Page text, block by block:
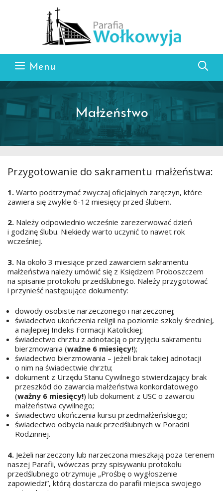
Menu
Małżeństwo
Przygotowanie do sakramentu małżeństwa:
1. Warto podtrzymać zwyczaj oficjalnych zaręczyn, które
zawiera się zwykle 6-12 miesięcy przed ślubem.
2. Należy odpowiednio wcześnie zarezerwować dzień
i godzinę ślubu. Niekiedy warto uczynić to nawet rok
wcześniej.
3. Na około 3 miesiące przed zawarciem sakramentu
małżeństwa należy umówić się z Księdzem Proboszczem
na spisanie protokołu przedślubnego. Należy przygotować
i przynieść następujące dokumenty:
dowody osobiste narzeczonego i narzeczonej;
świadectwo ukończenia religii na poziomie szkoły średniej,
a najlepiej Indeks Formacji Katolickiej;
świadectwo chrztu z adnotacją o przyjęciu sakramentu
bierzmowania (ważne 6 miesięcy!);
świadectwo bierzmowania – jeżeli brak takiej adnotacji
o nim na świadectwie chrztu;
dokument z Urzędu Stanu Cywilnego stwierdzający brak
przeszkód do zawarcia małżeństwa konkordatowego
(ważny 6 miesięcy!) lub dokument z USC o zawarciu
małżeństwa cywilnego;
świadectwo ukończenia kursu przedmałżeńskiego;
świadectwo odbycia nauk przedślubnych w Poradni
Rodzinnej.
4. Jeżeli narzeczony lub narzeczona mieszkają poza terenem
naszej Parafii, wówczas przy spisywaniu protokołu
przedślubnego otrzymuje „Prośbę o wygłoszenie
zapowiedzi”, którą dostarcza do parafii miejsca swojego